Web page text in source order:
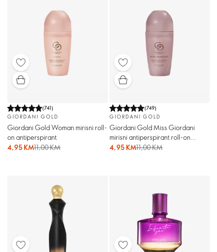
(741)
GIORDANI GOLD
Giordani Gold Woman mirisni roll-
on antiperspirant
4,95 KM11,00 KM
(749)
GIORDANI GOLD
Giordani Gold Miss Giordani
mirisni antiperspirant roll-on
dezodorans
4,95 KM11,00 KM